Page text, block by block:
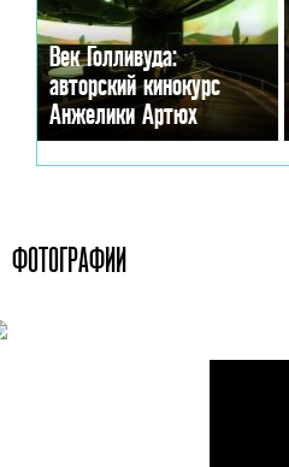
Век Голливуда:
авторский кинокурс
Анжелики Артюх
ФОТОГРАФИИ